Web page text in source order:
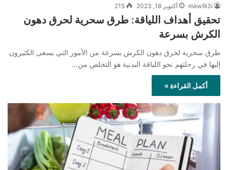
maw9i3i أكتوبر 18, 2023 215
تحقيق أهداف اللياقة: طرق سحرية لحرق دهون
الكرش بسرعة
طرق سحرية لحرق دهون الكرش بسرعة من الأمور التي يسعى الكثيرون
إليها في رحلتهم نحو اللياقة البدنية هو التخلص من…
أكمل القراءة »